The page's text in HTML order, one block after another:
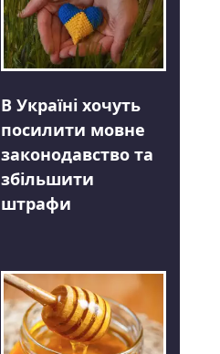
В Україні хочуть
посилити мовне
законодавство та
збільшити
штрафи